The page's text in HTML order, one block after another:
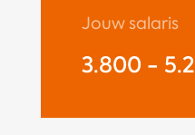
Jouw salaris
3.800 -